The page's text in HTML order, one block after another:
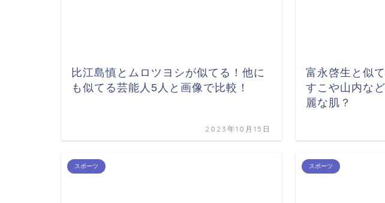
比江島慎とムロツヨシが似てる！他に
も似てる芸能人5人と画像で比較！
2023年10月15日
富永啓生と似
すこや山内な
麗な肌？
スポーツ スポーツ